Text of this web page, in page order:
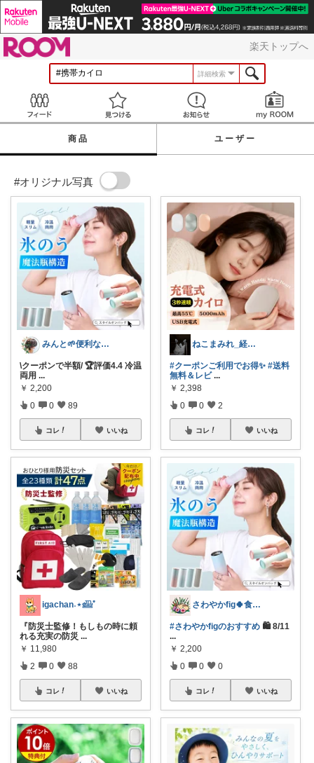
楽天トップへ
詳細検索
見つける お知らせ
商品 ユーザー
#オリジナル写真
みんと🌱便利な雑貨🌱コーヒー
\クーポンで半額/ 🏆評価4.4 冷温
両用 ...
￥ 2,200
0 0 89
コレ いいね
igachan˖⋆𓊝ﾟ
『防災士監修！もしもの時に頼
れる充実の防災 ...
￥ 11,980
2 0 88
コレ いいね
ねこまみれ_経由感謝致します🐈
#クーポンご利用でお得✨ #送料
無料＆レビ ...
￥ 2,398
0 0 2
コレ いいね
さわやかfig🍀食と暮らしを楽しむ
#さわやかfigのおすすめ 🛍️ 8/11
...
￥ 2,200
0 0 0
コレ いいね